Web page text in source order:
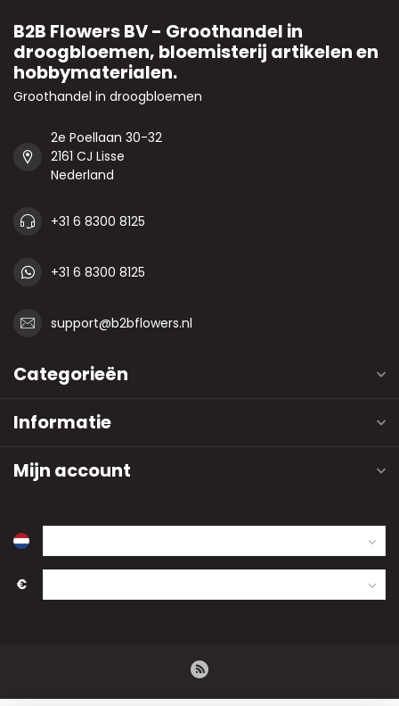
B2B Flowers BV - Groothandel in
droogbloemen, bloemisterij artikelen en
hobbymaterialen.
Groothandel in droogbloemen
2e Poellaan 30-32
2161 CJ Lisse
Nederland
+31 6 8300 8125
+31 6 8300 8125
support@b2bflowers.nl
Categorieën
Informatie
Mijn account
€